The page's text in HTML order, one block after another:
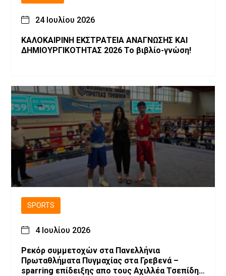
24 Ιουλίου 2026
ΚΑΛΟΚΑΙΡΙΝΗ ΕΚΣΤΡΑΤΕΙΑ ΑΝΑΓΝΩΣΗΣ ΚΑΙ
ΔΗΜΙΟΥΡΓΙΚΟΤΗΤΑΣ 2026 Το βιβλίο-γνώση!
SPORTS
4 Ιουλίου 2026
Ρεκόρ συμμετοχών στα Πανελλήνια
Πρωταθλήματα Πυγμαχίας στα Γρεβενά –
sparring επίδειξης απο τους Αχιλλέα Τσεπίδη